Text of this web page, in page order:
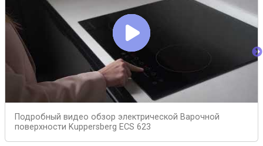
Подробный видео обзор электрической Варочной
поверхности Kuppersberg ECS 623